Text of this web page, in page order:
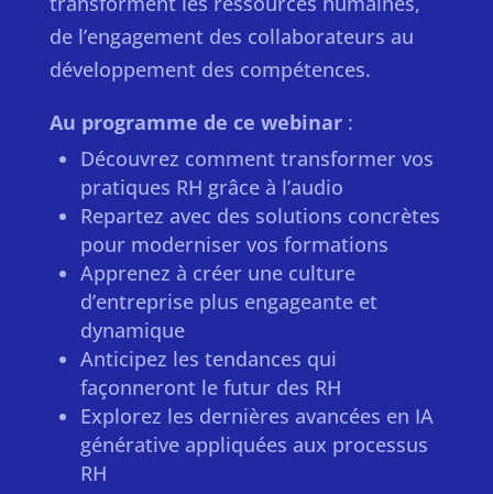
de l’engagement des collaborateurs au
développement des compétences.
Au programme de ce webinar:
Découvrez comment transformer vos
pratiques RH grâce à l’audio
Repartez avec des solutions concrètes
pour moderniser vos formations
Apprenez à créer une culture
d’entreprise plus engageante et
dynamique
Anticipez les tendances qui
façonneront le futur des RH
Explorez les dernières avancées en IA
générative appliquées aux processus
RH